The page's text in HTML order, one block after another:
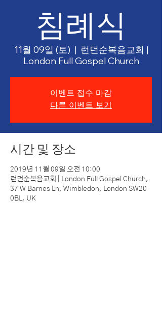
침례식
11월 09일 (토)
  |
런던순복음교회 |
London Full Gospel Church
이벤트 접수 마감
다른 이벤트 보기
시간 및 장소
2019년 11월 09일 오전 10:00
런던순복음교회 | London Full Gospel Church,
37 W Barnes Ln, Wimbledon, London SW20
0BL, UK